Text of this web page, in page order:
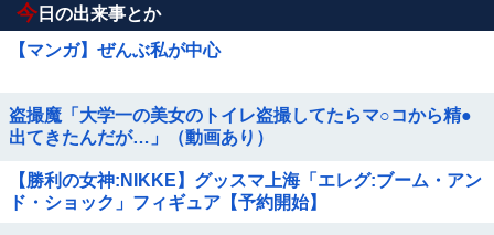
今 日の出来事とか
【マンガ】ぜんぶ私が中心
盗撮魔「大学一の美女のトイレ盗撮してたらマ○コから精●
出てきたんだが…」（動画あり）
【勝利の女神:NIKKE】グッスマ上海「エレグ:ブーム・アン
ド・ショック」フィギュア【予約開始】